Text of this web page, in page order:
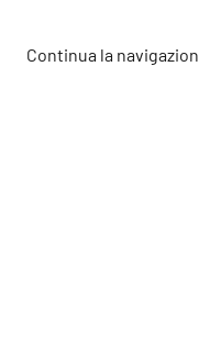
Continua la